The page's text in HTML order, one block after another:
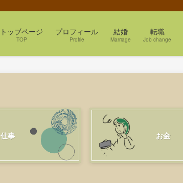
トッブページ
TOP
プロフィール
Profile
結婚
Marriage
転職
Job change
仕事 お金